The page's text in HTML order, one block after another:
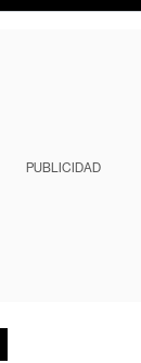
PUBLICIDAD